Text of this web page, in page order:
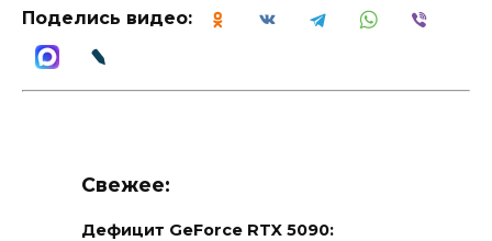
Поделись видео:
Свежее:
Дефицит GeForce RTX 5090: